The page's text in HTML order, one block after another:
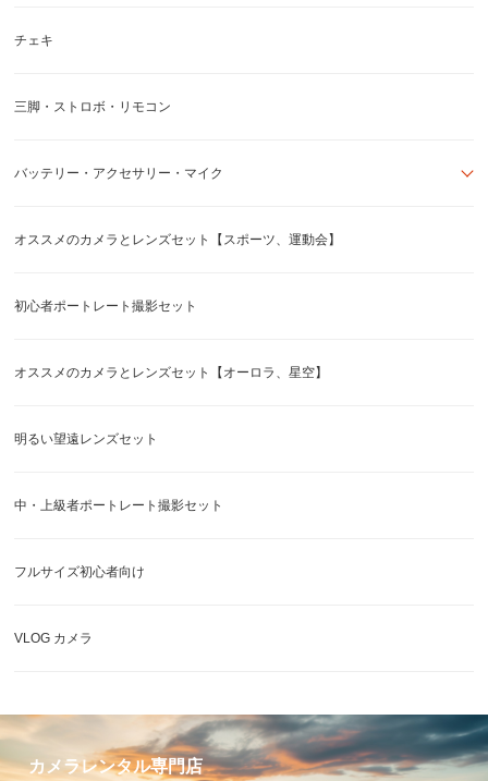
チェキ
三脚・ストロボ・リモコン
バッテリー・アクセサリー・マイク
オススメのカメラとレンズセット【スポーツ、運動会】
初心者ポートレート撮影セット
オススメのカメラとレンズセット【オーロラ、星空】
明るい望遠レンズセット
中・上級者ポートレート撮影セット
フルサイズ初心者向け
VLOG カメラ
カメラレンタル専門店